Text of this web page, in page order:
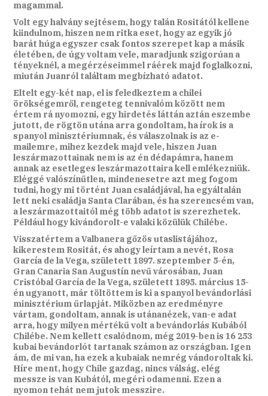
magammal.
Volt egy halvány sejtésem, hogy talán Rositától kellene
kiindulnom, hiszen nem ritka eset, hogy az egyik jó
barát húga egyszer csak fontos szerepet kap a másik
életében, de úgy voltam vele, maradjunk szigorúan a
tényeknél, a megérzéseimmel ráérek majd foglalkozni,
miután Juanról találtam megbízható adatot.
Eltelt egy-két nap, el is feledkeztem a chilei
örökségemről, rengeteg tennivalóm között nem
értem rá nyomozni, egy hirdetés láttán aztán eszembe
jutott, de rögtön utána arra gondoltam, ha írok is a
spanyol minisztériumnak, és válaszolnak is az e-
mailemre, mihez kezdek majd vele, hiszen Juan
leszármazottainak nem is az én dédapámra, hanem
annak az esetleges leszármazottaira kell emlékezniük.
Eléggé valószínűtlen, mindenesetre azt meg fogom
tudni, hogy mi történt Juan családjával, ha egyáltalán
lett neki családja Santa Clarában, és ha szerencsém van,
a leszármazottaitól még több adatot is szerezhetek.
Például hogy kivándorolt-e valaki közülük Chilébe.
Visszatértem a Valbanera gőzös utaslistájához,
kikerestem Rositát, és ahogy leírtam a nevét, Rosa
García de la Vega, született 1897. szeptember 5-én,
Gran Canaria San Augustín nevű városában, Juan
Cristóbal García de la Vega, született 1895. március 15-
én ugyanott, már töltöttem is ki a spanyol bevándorlási
minisztérium űrlapját. Miközben az eredményre
vártam, gondoltam, annak is utánanézek, van-e adat
arra, hogy milyen mértékű volt a bevándorlás Kubából
Chilébe. Nem kellett csalódnom, még 2019-ben is 16 253
kubai bevándorlót tartanak számon az országban. Igen
ám, de mi van, ha ezek a kubaiak nemrég vándoroltak ki.
Híre ment, hogy Chile gazdag, nincs válság, elég
messze is van Kubától, megéri odamenni. Ezen a
nyomon tehát nem jutok messzire.